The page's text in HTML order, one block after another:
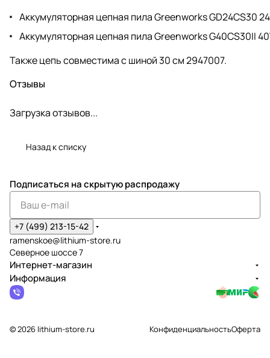
Аккумуляторная цепная пила Greenworks GD24CS30
Аккумуляторная цепная пила Greenworks G40CS30II
Также цепь совместима с шиной 30 см 2947007.
Отзывы
Загрузка отзывов...
Назад к списку
Подписаться на скрытую распродажу
+7 (499) 213-15-42
ramenskoe@lithium-store.ru
Северное шоссе 7
Интернет-магазин
Информация
© 2026 lithium-store.ru КонфиденциальностьОферта